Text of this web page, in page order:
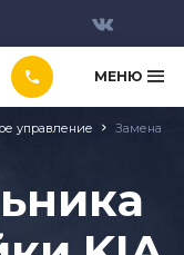
МЕНЮ
управление
Замена